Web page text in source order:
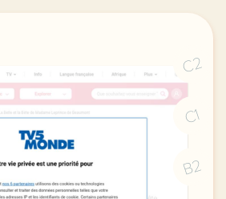
C2
C1
B2